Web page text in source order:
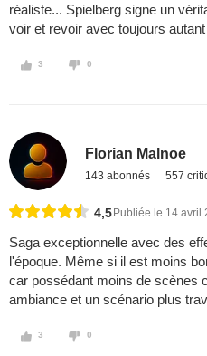
réaliste... Spielberg signe un
voir et revoir avec toujours
3 0
Florian Malnoe
143 abonnés 557
4,5 Publiée le 14 avril
Saga exceptionnelle avec des
l'époque. Même si il est moins
car possédant moins de scènes
ambiance et un scénario plus
3 0